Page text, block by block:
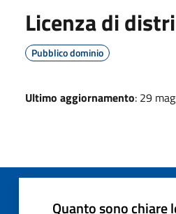
Licenza di
Pubblico dominio
Ultimo aggiornamento: 29
Quanto sono chiare